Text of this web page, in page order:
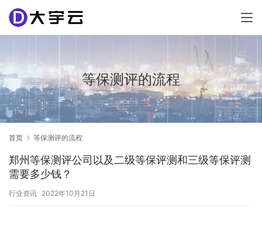
等保测评的流程
首页 等保测评的流程
郑州等保测评公司以及二级等保评测和三级等保评测
需要多少钱？
行业资讯 2022年10月21日